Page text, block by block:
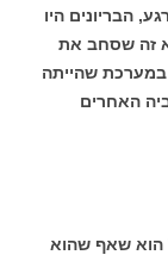
הבריונים היו
זה שסחב את
במערכת שהייתה
האחרים
הוא שאף שהוא